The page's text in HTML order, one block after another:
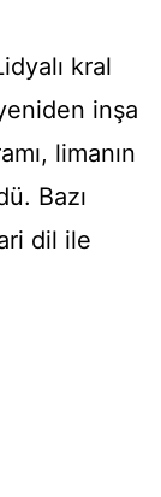
kral
inşa
limanın
Bazı
dil ile